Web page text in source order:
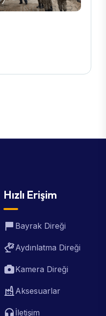
Hızlı Erişim
Bayrak Direği
Aydınlatma Direği
Kamera Direği
Aksesuarlar
İletişim